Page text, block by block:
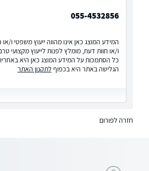
055-4532856
המידע המוצג כאן אינו מהווה ייעוץ משפטי ו/
ו/או חוות דעת, מומלץ לפנות לייעוץ מקצועי
כל הסתמכות על המידע המוצג כאן היא
הגלישה באתר היא בכפוף לתקנון האתר
חזרה לפורום